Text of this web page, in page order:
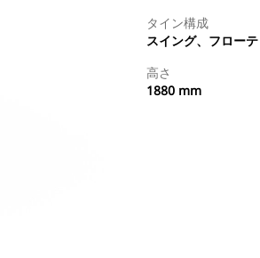
タイン構成
スイング、フロー
高さ
1880 mm